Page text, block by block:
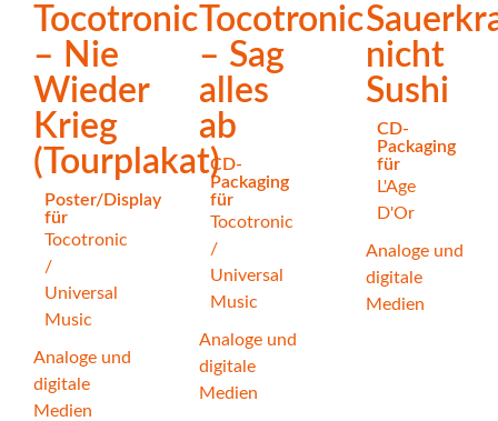
Tocotronic
– Nie
Wieder
Krieg
(Tourplakat)
Poster/Display
für
Tocotronic
/
Universal
Music
Analoge und
digitale
Medien
Tocotronic
– Sag
alles
ab
CD-
Packaging
für
Tocotronic
/
Universal
Music
Analoge und
digitale
Medien
nicht
Sushi
CD-
Packaging
für
L'Age
D'Or
Analoge und
digitale
Medien